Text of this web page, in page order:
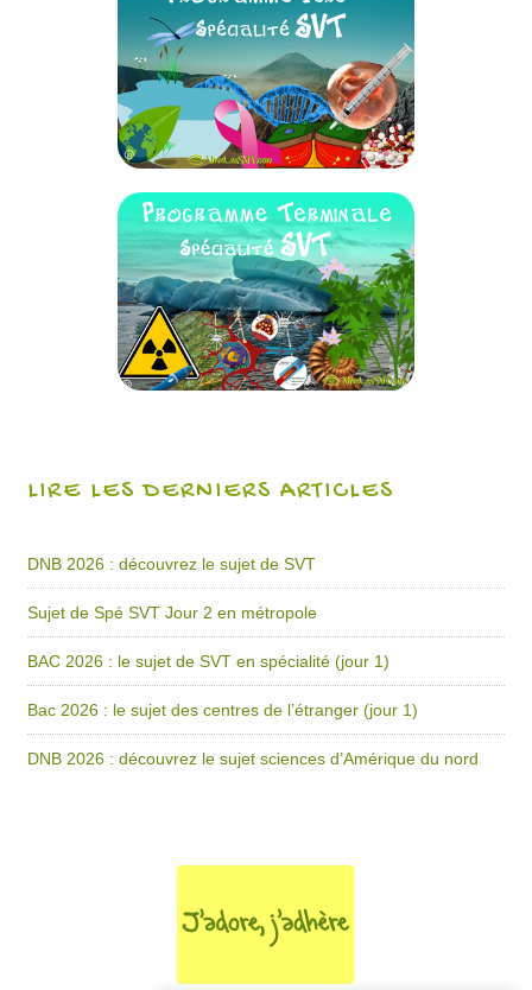
LIRE LES DERNIERS ARTICLES
DNB 2026 : découvrez le sujet de SVT
Sujet de Spé SVT Jour 2 en métropole
BAC 2026 : le sujet de SVT en spécialité (jour 1)
Bac 2026 : le sujet des centres de l’étranger (jour 1)
DNB 2026 : découvrez le sujet sciences d’Amérique du nord